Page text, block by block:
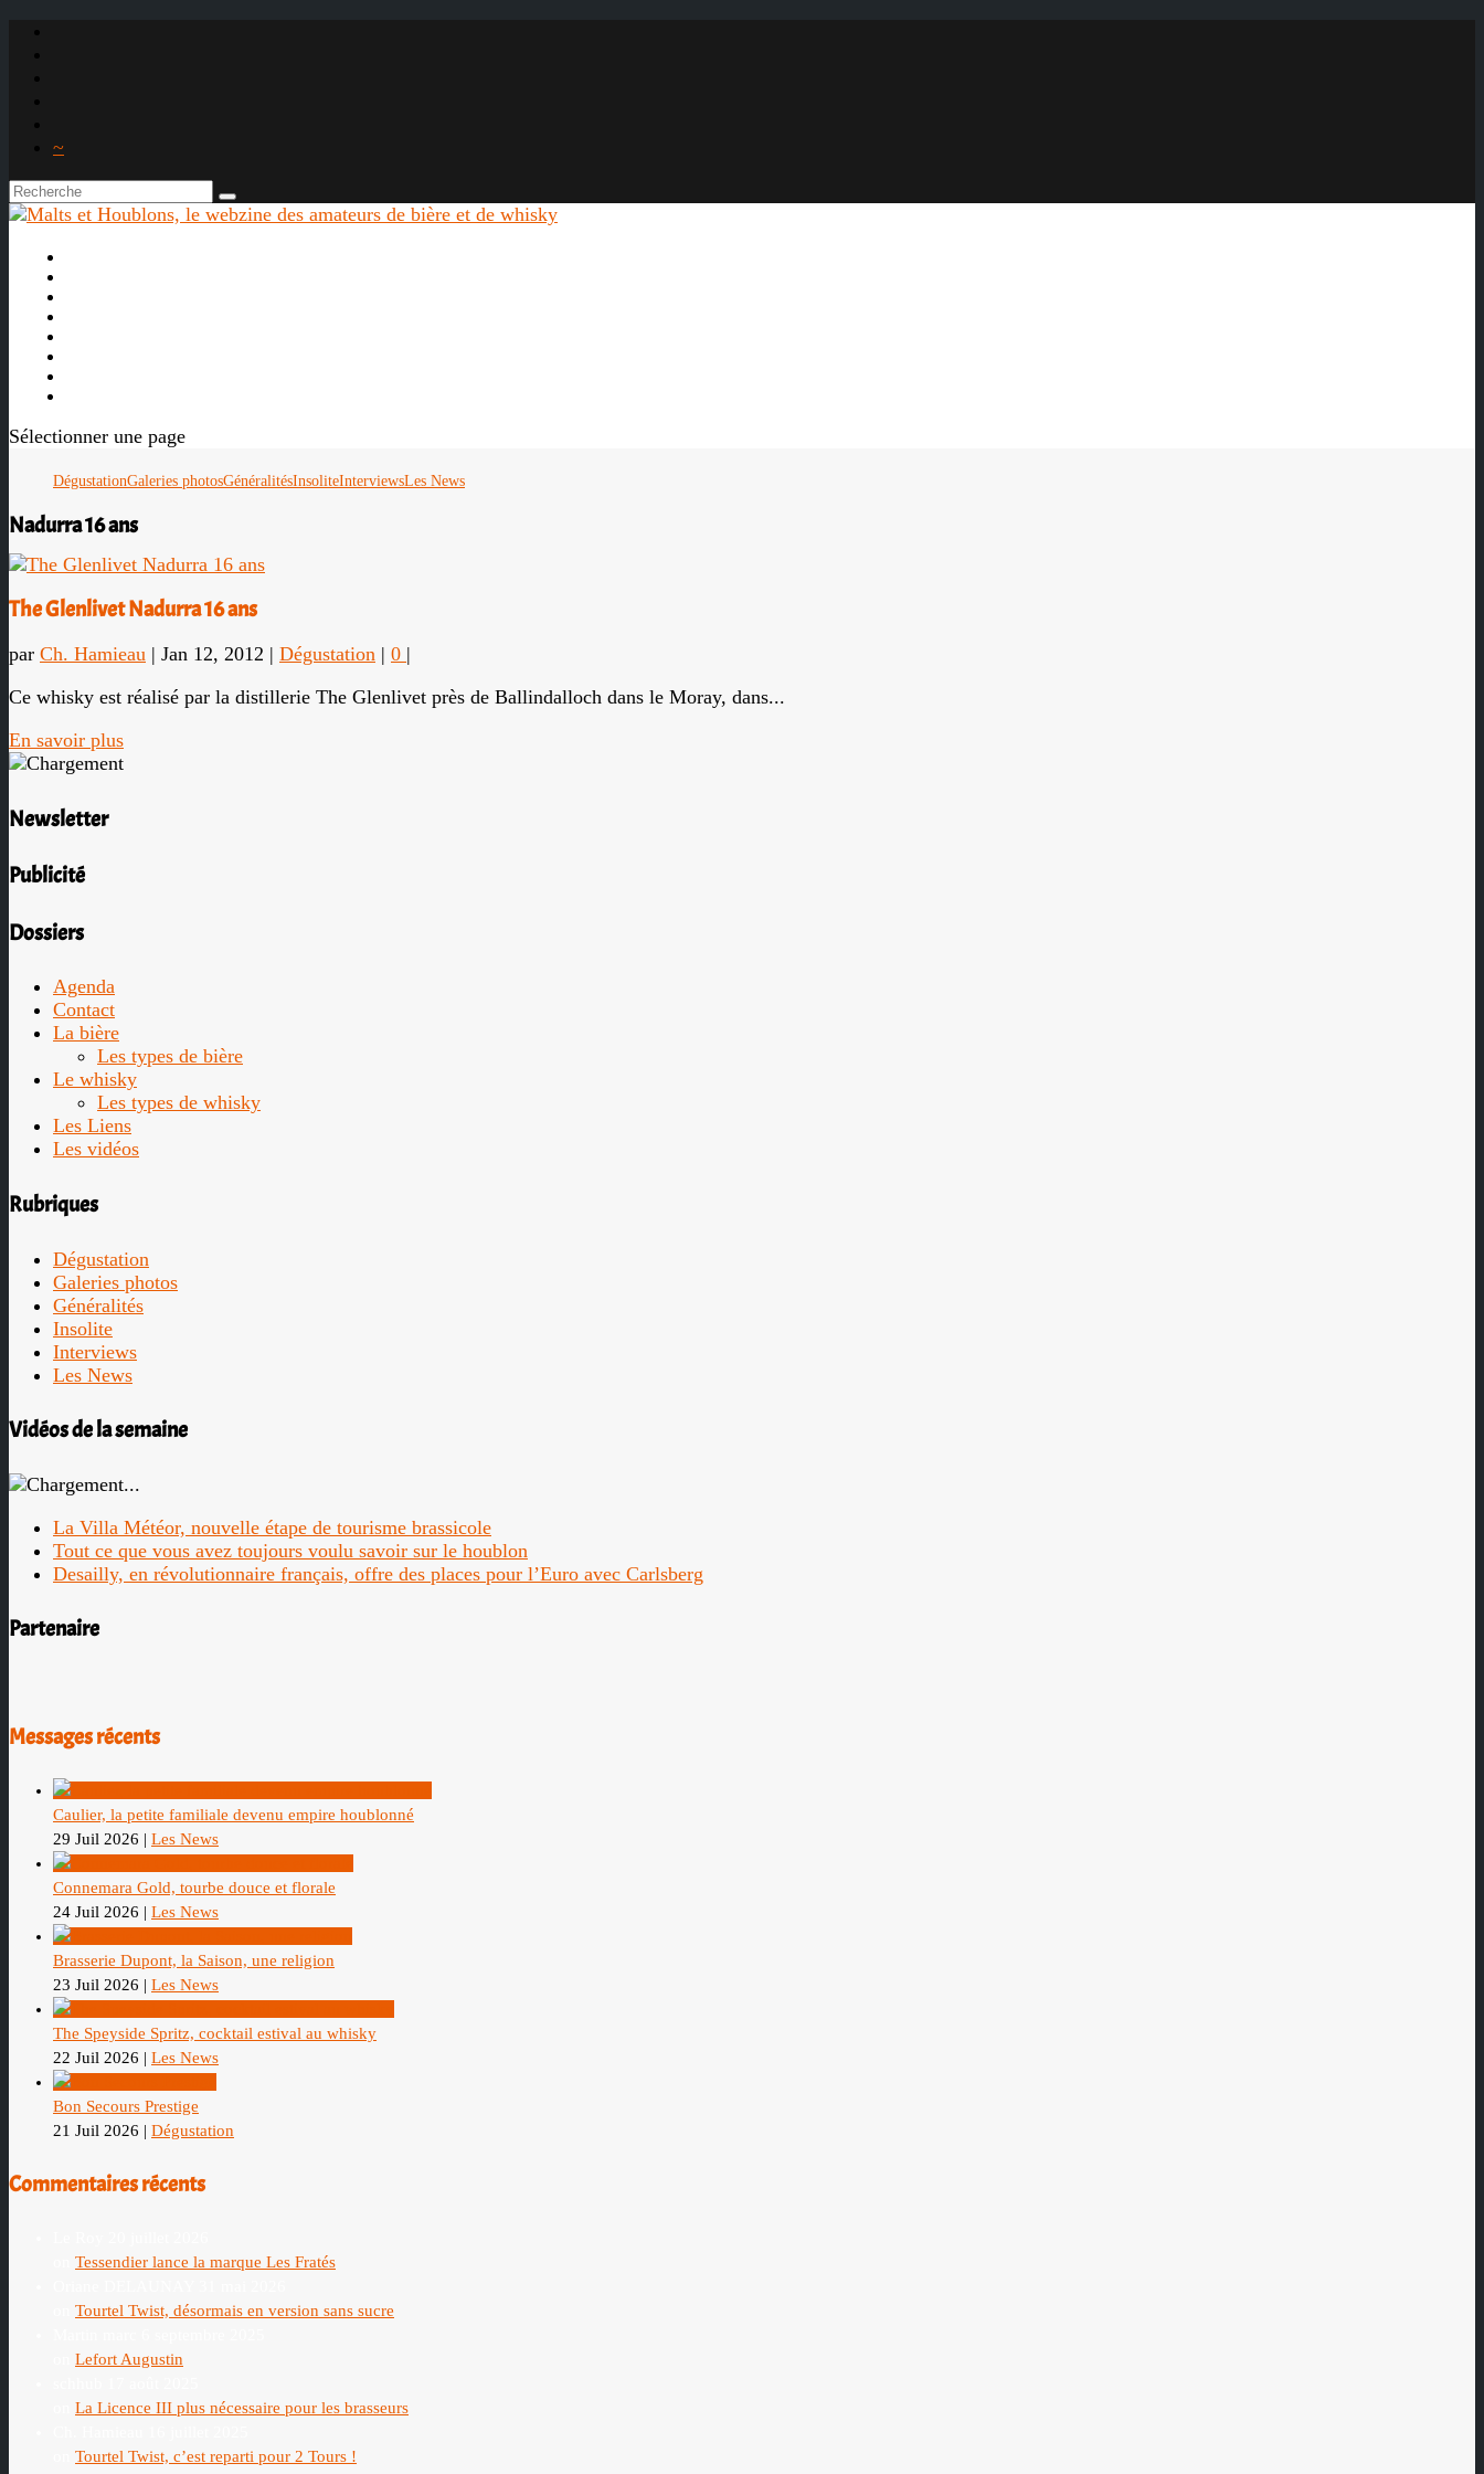
~
Sélectionner une page
DégustationGaleries photosGénéralitésInsoliteInterviewsLes News
Nadurra 16 ans
The Glenlivet Nadurra 16 ans
par Ch. Hamieau | Jan 12, 2012 | Dégustation | 0 |
Ce whisky est réalisé par la distillerie The Glenlivet près de Ballindalloch dans le Moray, dans...
En savoir plus
Newsletter
Publicité
Dossiers
Agenda
Contact
La bière
Les types de bière
Le whisky
Les types de whisky
Les Liens
Les vidéos
Rubriques
Dégustation
Galeries photos
Généralités
Insolite
Interviews
Les News
Vidéos de la semaine
La Villa Météor, nouvelle étape de tourisme brassicole
Tout ce que vous avez toujours voulu savoir sur le houblon
Desailly, en révolutionnaire français, offre des places pour l’Euro avec Carlsberg
Partenaire
Messages récents
Caulier, la petite familiale devenu empire houblonné
29 Juil 2026 | Les News
Connemara Gold, tourbe douce et florale
24 Juil 2026 | Les News
Brasserie Dupont, la Saison, une religion
23 Juil 2026 | Les News
The Speyside Spritz, cocktail estival au whisky
22 Juil 2026 | Les News
Bon Secours Prestige
21 Juil 2026 | Dégustation
Commentaires récents
Tessendier lance la marque Les Fratés
Tourtel Twist, désormais en version sans sucre
Lefort Augustin
La Licence III plus nécessaire pour les brasseurs
Tourtel Twist, c’est reparti pour 2 Tours !